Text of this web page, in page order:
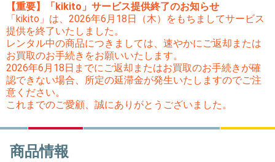
【重要】「kikito」サービス提供終了のお知らせ
「kikito」は、2026年6月18日（木）をもちましてサービス
提供を終了いたしました。
レンタル中の商品につきましては、速やかにご返却または
お買取のお手続きをお願いいたします。
2026年6月18日までにご返却またはお買取のお手続きが確
認できない場合、所定の延滞金が発生いたしますのでご注
意ください。
これまでのご愛顧、誠にありがとうございました。
商品情報